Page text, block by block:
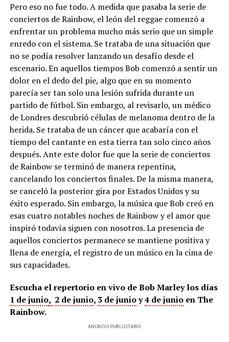
Pero eso no fue todo. A medida que pasaba la serie de
conciertos de Rainbow, el león del reggae comenzó a
enfrentar un problema mucho más serio que un simple
enredo con el sistema. Se trataba de una situación que
no se podía resolver lanzando un desafío desde el
escenario. En aquellos tiempos Bob comenzó a sentir un
dolor en el dedo del pie, algo que en su momento
parecía ser tan solo una lesión sufrida durante un
partido de fútbol. Sin embargo, al revisarlo, un médico
de Londres descubrió células de melanoma dentro de la
herida. Se trataba de un cáncer que acabaría con el
tiempo del cantante en esta tierra tan solo cinco años
después. Ante este dolor fue que la serie de conciertos
de Rainbow se terminó de manera repentina,
cancelando los conciertos finales. De la misma manera,
se canceló la posterior gira por Estados Unidos y su
éxito esperado. Sin embargo, la música que Bob creó en
esas cuatro notables noches de Rainbow y el amor que
inspiró todavía siguen con nosotros. La presencia de
aquellos conciertos permanece se mantiene positiva y
llena de energía, el registro de un músico en la cima de
sus capacidades.
Escucha el repertorio en vivo de Bob Marley los días
1 de junio, 2 de junio, 3 de junioy4 de junioen The
Rainbow.
ANUNCIO PUBLICITARIO